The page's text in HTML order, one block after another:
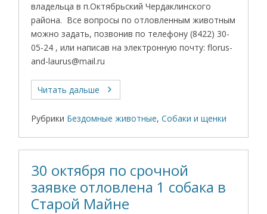
владельца в п.Октябрьский Чердаклинского
района. Все вопросы по отловленным животным
можно задать, позвонив по телефону (8422) 30-
05-24 , или написав на электронную почту: florus-
and-laurus@mail.ru
Читать дальше
Рубрики Бездомные животные,Собаки и щенки
30 октября по срочной
заявке отловлена 1 собака в
Старой Майне